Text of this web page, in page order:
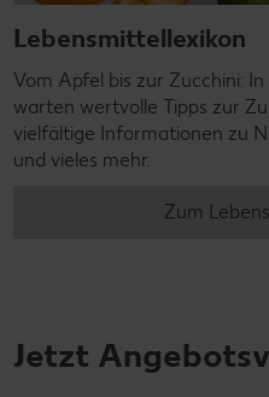
Lebensmittellexikon
Vom Apfel bis zur Zucchini:
warten wertvolle Tipps zur
vielfältige Informationen zu
und vieles mehr.
Zum
Jetzt